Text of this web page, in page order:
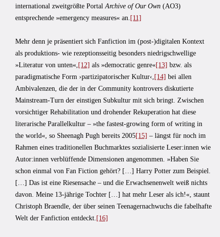
international zweitgrößte Portal Archive of Our Own (AO3)
entsprechende »emergency measures« an. [11]
Mehr denn je präsentiert sich Fanfiction im (post-)digitalen Kontext
als produktions- wie rezeptionsseitig besonders niedrigschwellige
»Literatur von unten«, [12] als »democratic genre«[13] bzw. als
paradigmatische Form ›partizipatorischer Kultur‹, [14] bei allen
Ambivalenzen, die der in der Community kontrovers diskutierte
Mainstream-Turn der einstigen Subkultur mit sich bringt. Zwischen
vorsichtiger Rehabilitation und drohender Rekuperation hat diese
literarische Parallelkultur – »the fastest-growing form of writing in
the world«, so Sheenagh Pugh bereits 2005[15] – längst für noch im
Rahmen eines traditionellen Buchmarktes sozialisierte Leser:innen wie
Autor:innen verblüffende Dimensionen angenommen. »Haben Sie
schon einmal von Fan Fiction gehört? […] Harry Potter zum Beispiel.
[…] Das ist eine Riesensache – und die Erwachsenenwelt weiß nichts
davon. Meine 13-jährige Tochter […] hat mehr Leser als ich!«, staunt
Christoph Braendle, der über seinen Teenagernachwuchs die fabelhafte
Welt der Fanfiction entdeckt. [16]